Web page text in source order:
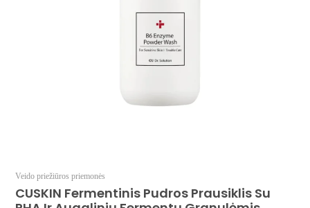
Veido priežiūros priemonės
CUSKIN Fermentinis Pudros Prausiklis Su